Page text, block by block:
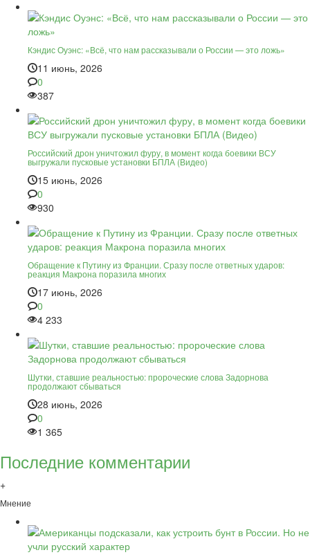
Кэндис Оуэнс: «Всё, что нам рассказывали о России — это ложь»
11 июнь, 2026
0
387
Российский дрон уничтожил фуру, в момент когда боевики ВСУ
выгружали пусковые установки БПЛА (Видео)
15 июнь, 2026
0
930
Обращение к Путину из Франции. Сразу после ответных ударов:
реакция Макрона поразила многих
17 июнь, 2026
0
4 233
Шутки, ставшие реальностью: пророческие слова Задорнова
продолжают сбываться
28 июнь, 2026
0
1 365
Последние комментарии
+
Мнение